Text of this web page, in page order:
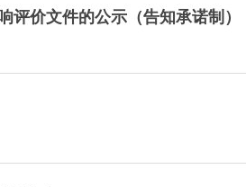
价文件的公示（告知承诺制）